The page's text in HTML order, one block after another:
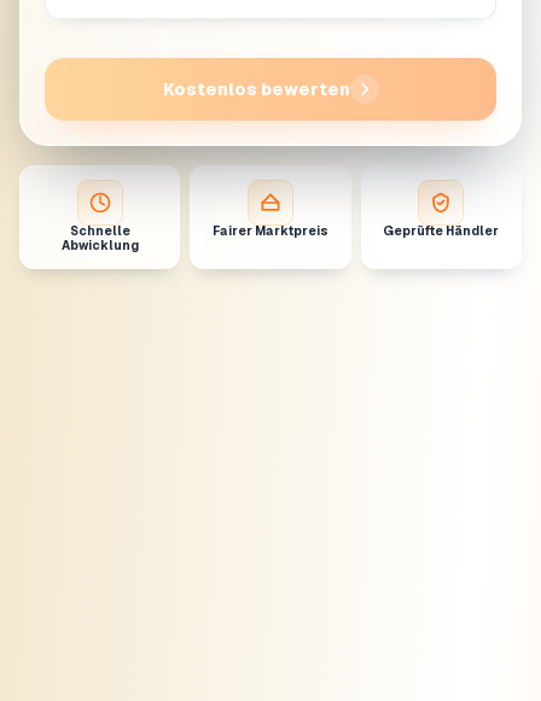
Kostenlos bewerten
Schnelle
Abwicklung
Fairer Marktpreis Geprüfte Händler